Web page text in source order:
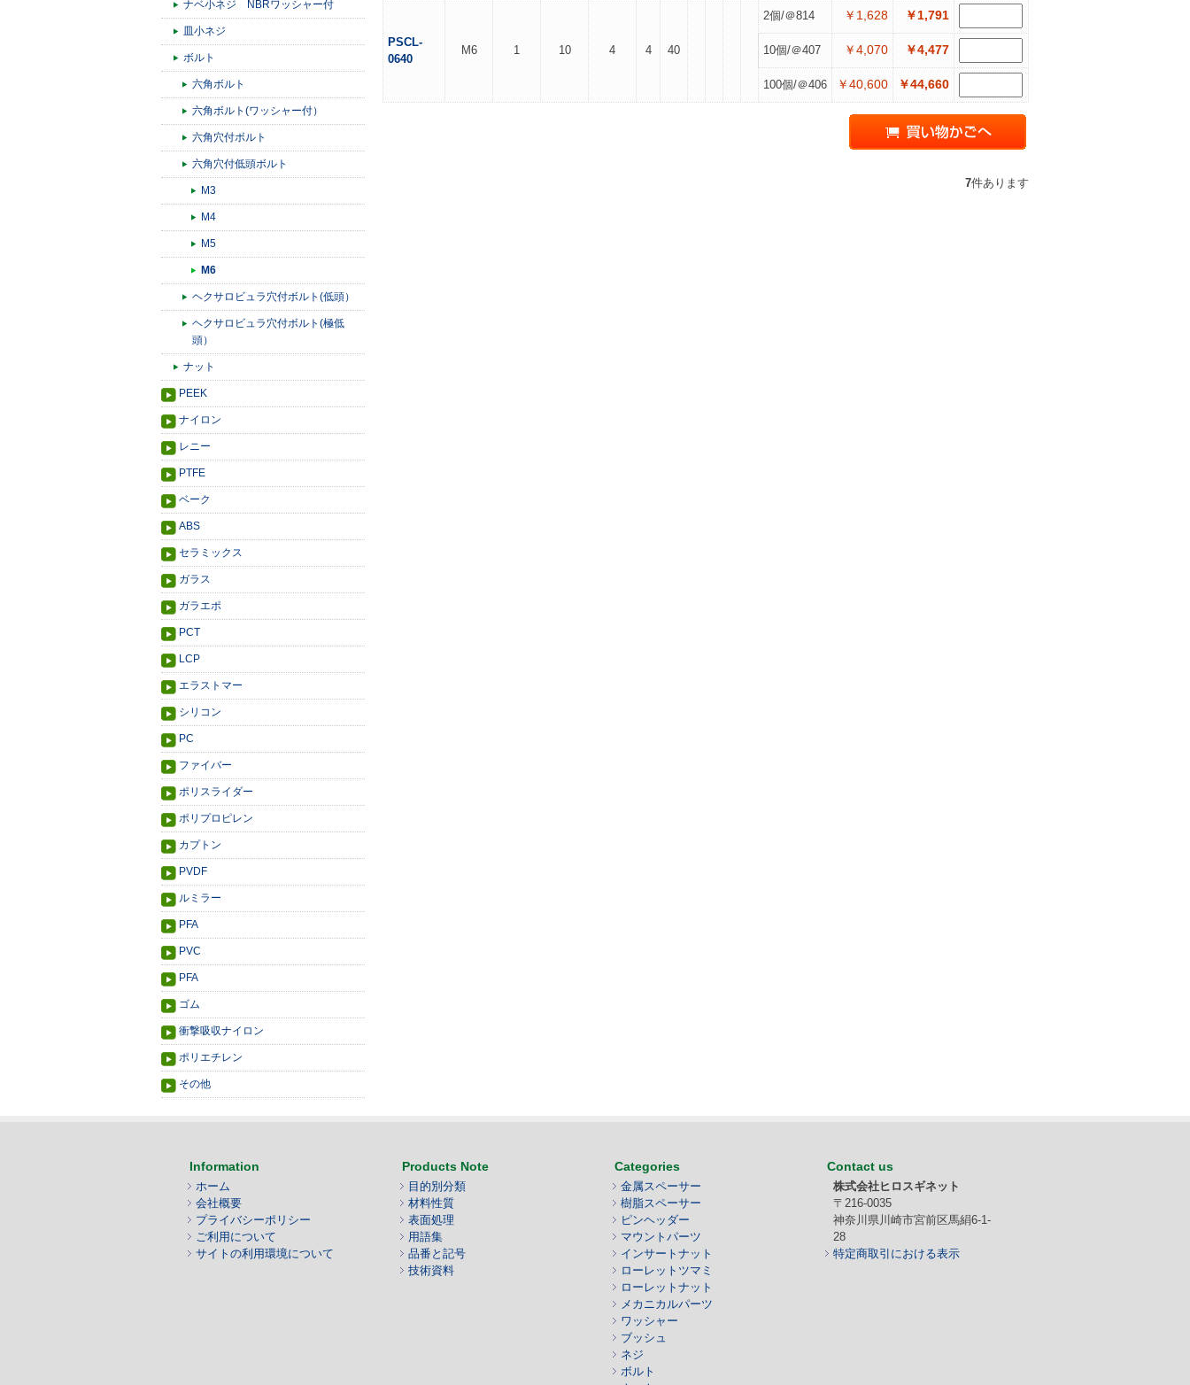
ナベ小ネジ NBRワッシャー付
皿小ネジ
ボルト
六角ボルト
六角ボルト(ワッシャー付）
六角穴付ボルト
六角穴付低頭ボルト
M3
M4
M5
M6
ヘクサロビュラ穴付ボルト(低頭）
ヘクサロビュラ穴付ボルト(極低
頭）
ナット
PEEK
ナイロン
レニー
PTFE
ベーク
ABS
セラミックス
ガラス
ガラエポ
PCT
LCP
エラストマー
シリコン
PC
ファイバー
ポリスライダー
ポリプロピレン
カプトン
PVDF
ルミラー
PFA
PVC
PFA
ゴム
衝撃吸収ナイロン
ポリエチレン
その他
PSCL-
0640
M6 1 10 4 4 40
2個/＠814 ￥1,628 ￥1,791
10個/＠407 ￥4,070 ￥4,477
100個/＠406 ￥40,600 ￥44,660
7件あります
Information
ホーム
会社概要
プライバシーポリシー
ご利用について
サイトの利用環境について
Products Note
目的別分類
材料性質
表面処理
用語集
品番と記号
技術資料
Categories
金属スペーサー
樹脂スペーサー
ピンヘッダー
マウントパーツ
インサートナット
ローレットツマミ
ローレットナット
メカニカルパーツ
ワッシャー
ブッシュ
ネジ
ボルト
Contact us
株式会社ヒロスギネット
〒216-0035
神奈川県川崎市宮前区馬絹6-1-
28
特定商取引における表示